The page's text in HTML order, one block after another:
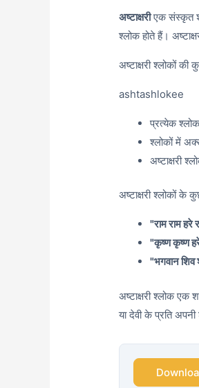
अष्टाक्षरीएक संस्कृत
श्लोक होते हैं।
अष्टाक्षरी श्लोकों की
ashtashlokee
प्रत्येक
श्लोकों में
अष्टाक्षरी
अष्टाक्षरी श्लोकों के
"राम राम
"कृष्ण कृष्ण
"भगवान
अष्टाक्षरी श्लोक एक
या देवी के प्रति